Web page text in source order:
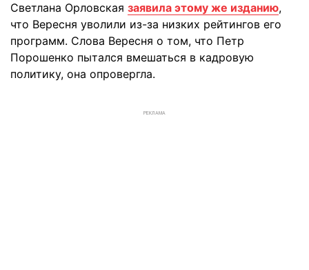
Светлана Орловская заявила этому же изданию,
что Вересня уволили из-за низких рейтингов его
программ. Слова Вересня о том, что Петр
Порошенко пытался вмешаться в кадровую
политику, она опровергла.
РЕКЛАМА